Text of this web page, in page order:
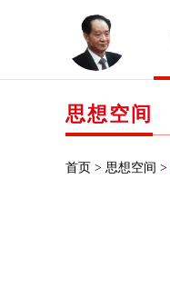
思想空间
首页 > 思想空间 >